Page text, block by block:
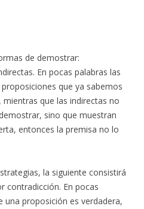
de demostrar:
En pocas palabras las
que ya sabemos
que las indirectas no
sino que muestran
entonces la premisa no lo
la siguiente consistirá
contradicción. En pocas
una proposición es verdadera,